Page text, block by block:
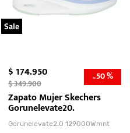
Sale
$174.950
$349.900 -50 %
Zapato Mujer Skechers
Gorunelevate20.
Gorunelevate2.0 129000Wmnt